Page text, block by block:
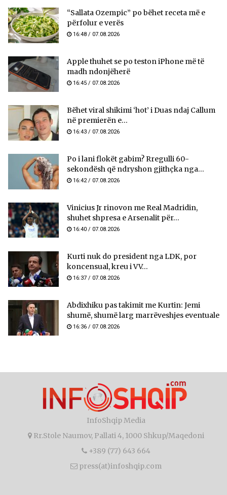
“Sallata Ozempic” po bëhet receta më e
përfolur e verës
16:48 / 07.08.2026
Apple thuhet se po teston iPhone më të
madh ndonjëherë
16:45 / 07.08.2026
Bëhet viral shikimi ‘hot’ i Duas ndaj Callum
në premierën e...
16:43 / 07.08.2026
Po i lani flokët gabim? Rregulli 60-
sekondësh që ndryshon gjithçka nga...
16:42 / 07.08.2026
Vinicius Jr rinovon me Real Madridin,
shuhet shpresa e Arsenalit për...
16:40 / 07.08.2026
Kurti nuk do president nga LDK, por
koncensual, kreu i VV...
16:37 / 07.08.2026
Abdixhiku pas takimit me Kurtin: Jemi
shumë, shumë larg marrëveshjes eventuale
16:36 / 07.08.2026
InfoShqip Media
Rr.Stole Naumov, Pallati 4, 1000 Shkup/Maqedoni
+389 (77) 643 664
press(at)infoshqip.com